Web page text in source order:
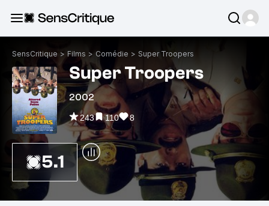
SensCritique > Films > Comédie > Super Troopers
Super Troopers
2002
243 110 8
5.1